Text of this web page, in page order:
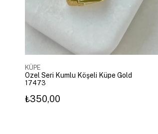
KÜPE
Özel Seri Kumlu Köşeli Küpe Gold
17473
₺350,00